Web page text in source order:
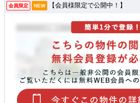
会員限定 NEW 【会員様限定で公開中！】